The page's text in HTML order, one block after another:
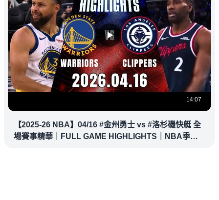
14:07
【2025-26 NBA】04/16 #金州勇士 vs #洛杉磯快艇 全
場賽事精華｜FULL GAME HIGHLIGHTS｜NBA季後